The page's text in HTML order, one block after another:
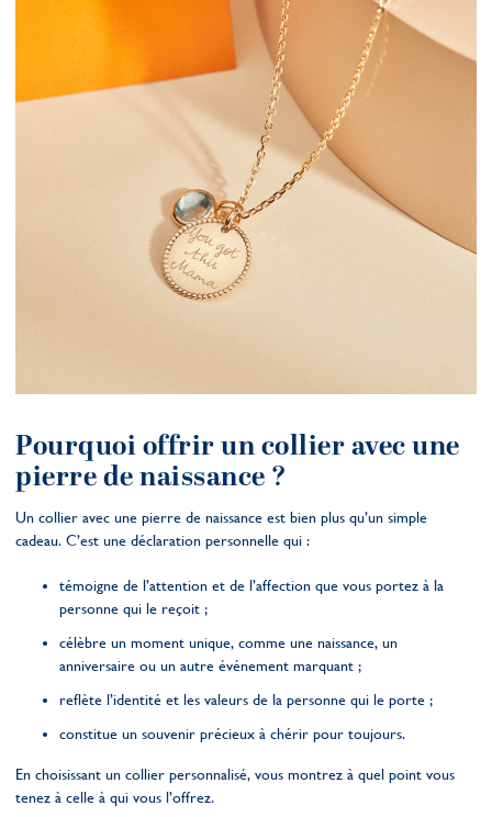
Pourquoi offrir un collier avec une
pierre de naissance ?
Un collier avec une pierre de naissance est bien plus qu’un simple
cadeau. C’est une déclaration personnelle qui :
témoigne de l’attention et de l’affection que vous portez à la
personne qui le reçoit ;
célèbre un moment unique, comme une naissance, un
anniversaire ou un autre événement marquant ;
reflète l’identité et les valeurs de la personne qui le porte ;
constitue un souvenir précieux à chérir pour toujours.
En choisissant un collier personnalisé, vous montrez à quel point vous
tenez à celle à qui vous l’offrez.